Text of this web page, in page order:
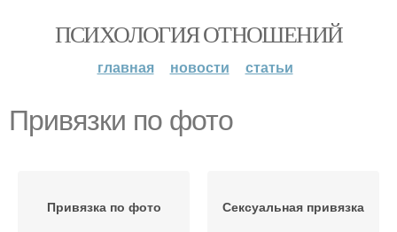
ПСИХОЛОГИЯ ОТНОШЕНИЙ
главная новости статьи
Привязки по фото
Привязка по фото Сексуальная привязка